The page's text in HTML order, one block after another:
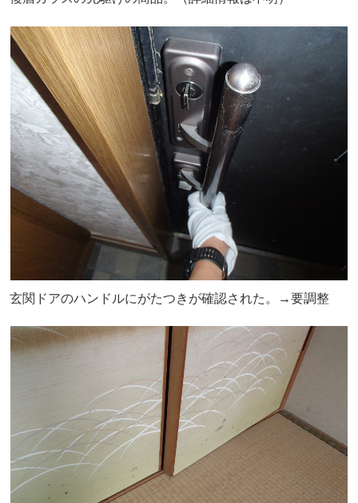
玄関ドアのハンドルにがたつきが確認された。→要調整